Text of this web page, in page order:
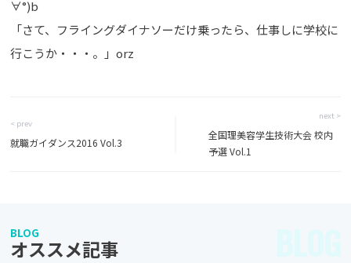
∀°)b
「さて、フライングダイナソーだけ乗ったら、仕事しに学校に
行こうか・・・。」orz
< prev
就職ガイダンス2016 Vol.3
next >
全国理美容学生技術大会 校内
予選 Vol.1
BLOG
オススメ記事